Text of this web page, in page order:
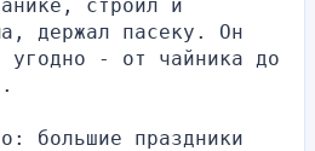
строил и
держал пасеку. Он
угодно - от чайника до
большие праздники